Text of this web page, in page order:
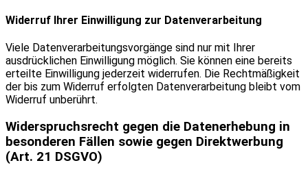
Widerruf Ihrer Einwilligung zur Datenverarbeitung
Viele Datenverarbeitungsvorgänge sind nur mit Ihrer
ausdrücklichen Einwilligung möglich. Sie können eine bereits
erteilte Einwilligung jederzeit widerrufen. Die Rechtmäßigkeit
der bis zum Widerruf erfolgten Datenverarbeitung bleibt vom
Widerruf unberührt.
Widerspruchsrecht gegen die Datenerhebung in
besonderen Fällen sowie gegen Direktwerbung
(Art. 21 DSGVO)